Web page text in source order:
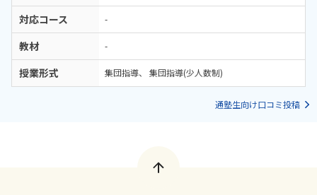
対応コース -
教材 -
授業形式 集団指導 集団指導(少人数制)
通塾生向け口コミ投稿